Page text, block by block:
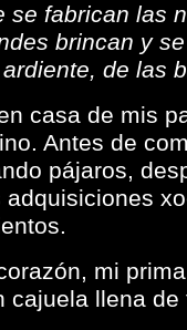
fabrican las
brincan y
de las
casa de mis
Antes de
pájaros,
mi
cajuela llena